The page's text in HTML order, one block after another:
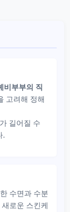
비부부의 직
고려해 정해
길어질 수
.
수면과 수분
로운 스킨케